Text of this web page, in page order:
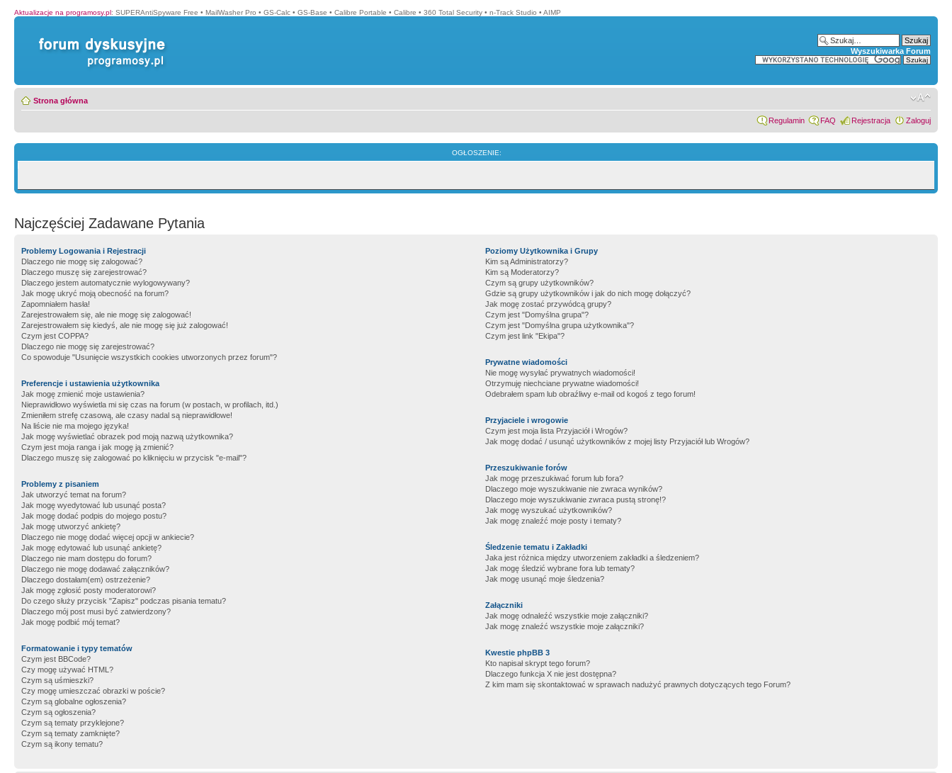
Aktualizacje na programosy.pl: SUPERAntiSpyware Free • MailWasher Pro • GS-Calc • GS-Base • Calibre Portable • Calibre • 360 Total Security • n-Track Studio • AIMP
Wyszukiwarka Forum
Strona główna
Regulamin FAQ Rejestracja Zaloguj
OGŁOSZENIE:
Najczęściej Zadawane Pytania
Problemy Logowania i Rejestracji
Dlaczego nie mogę się zalogować?
Dlaczego muszę się zarejestrować?
Dlaczego jestem automatycznie wylogowywany?
Jak mogę ukryć moją obecność na forum?
Zapomniałem hasła!
Zarejestrowałem się, ale nie mogę się zalogować!
Zarejestrowałem się kiedyś, ale nie mogę się już zalogować!
Czym jest COPPA?
Dlaczego nie mogę się zarejestrować?
Co spowoduje "Usunięcie wszystkich cookies utworzonych przez forum"?
Preferencje i ustawienia użytkownika
Jak mogę zmienić moje ustawienia?
Nieprawidłowo wyświetla mi się czas na forum (w postach, w profilach, itd.)
Zmieniłem strefę czasową, ale czasy nadal są nieprawidłowe!
Na liście nie ma mojego języka!
Jak mogę wyświetlać obrazek pod moją nazwą użytkownika?
Czym jest moja ranga i jak mogę ją zmienić?
Dlaczego muszę się zalogować po kliknięciu w przycisk "e-mail"?
Problemy z pisaniem
Jak utworzyć temat na forum?
Jak mogę wyedytować lub usunąć posta?
Jak mogę dodać podpis do mojego postu?
Jak mogę utworzyć ankietę?
Dlaczego nie mogę dodać więcej opcji w ankiecie?
Jak mogę edytować lub usunąć ankietę?
Dlaczego nie mam dostępu do forum?
Dlaczego nie mogę dodawać załączników?
Dlaczego dostałam(em) ostrzeżenie?
Jak mogę zgłosić posty moderatorowi?
Do czego służy przycisk "Zapisz" podczas pisania tematu?
Dlaczego mój post musi być zatwierdzony?
Jak mogę podbić mój temat?
Formatowanie i typy tematów
Czym jest BBCode?
Czy mogę używać HTML?
Czym są uśmieszki?
Czy mogę umieszczać obrazki w poście?
Czym są globalne ogłoszenia?
Czym są ogłoszenia?
Czym są tematy przyklejone?
Czym są tematy zamknięte?
Czym są ikony tematu?
Poziomy Użytkownika i Grupy
Kim są Administratorzy?
Kim są Moderatorzy?
Czym są grupy użytkowników?
Gdzie są grupy użytkowników i jak do nich mogę dołączyć?
Jak mogę zostać przywódcą grupy?
Czym jest "Domyślna grupa"?
Czym jest "Domyślna grupa użytkownika"?
Czym jest link "Ekipa"?
Prywatne wiadomości
Nie mogę wysyłać prywatnych wiadomości!
Otrzymuję niechciane prywatne wiadomości!
Odebrałem spam lub obraźliwy e-mail od kogoś z tego forum!
Przyjaciele i wrogowie
Czym jest moja lista Przyjaciół i Wrogów?
Jak mogę dodać / usunąć użytkowników z mojej listy Przyjaciół lub Wrogów?
Przeszukiwanie forów
Jak mogę przeszukiwać forum lub fora?
Dlaczego moje wyszukiwanie nie zwraca wyników?
Dlaczego moje wyszukiwanie zwraca pustą stronę!?
Jak mogę wyszukać użytkowników?
Jak mogę znaleźć moje posty i tematy?
Śledzenie tematu i Zakładki
Jaka jest różnica między utworzeniem zakładki a śledzeniem?
Jak mogę śledzić wybrane fora lub tematy?
Jak mogę usunąć moje śledzenia?
Załączniki
Jak mogę odnaleźć wszystkie moje załączniki?
Jak mogę znaleźć wszystkie moje załączniki?
Kwestie phpBB 3
Kto napisał skrypt tego forum?
Dlaczego funkcja X nie jest dostępna?
Z kim mam się skontaktować w sprawach nadużyć prawnych dotyczących tego Forum?